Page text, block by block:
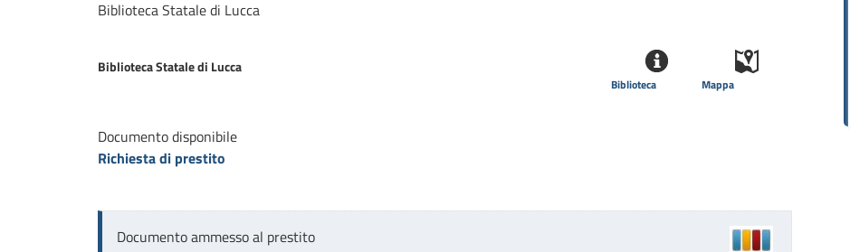
Biblioteca Statale di Lucca
Biblioteca Statale di Lucca
Mappa
Biblioteca
Documento disponibile
Richiesta di prestito
Documento ammesso al prestito